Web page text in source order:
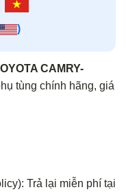
)
CAMRY-
tùng chính hãng, giá
Trả lại miễn phí tại